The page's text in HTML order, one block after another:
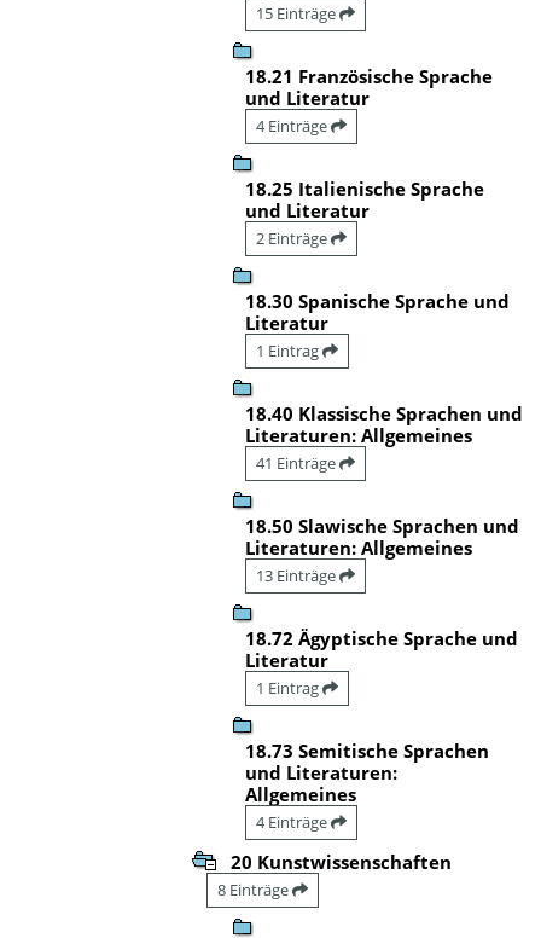
15 Einträge
18.21 Französische Sprache
und Literatur
4 Einträge
18.25 Italienische Sprache
und Literatur
2 Einträge
18.30 Spanische Sprache und
Literatur
1 Eintrag
18.40 Klassische Sprachen und
Literaturen: Allgemeines
41 Einträge
18.50 Slawische Sprachen und
Literaturen: Allgemeines
13 Einträge
18.72 Ägyptische Sprache und
Literatur
1 Eintrag
18.73 Semitische Sprachen
und Literaturen:
Allgemeines
4 Einträge
20 Kunstwissenschaften
8 Einträge